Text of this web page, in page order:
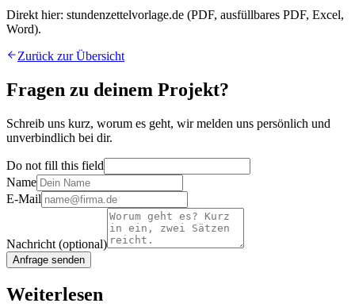
Direkt hier: stundenzettelvorlage.de (PDF, ausfüllbares PDF, Excel,
Word).
Zurück zur Übersicht
Fragen zu deinem Projekt?
Schreib uns kurz, worum es geht, wir melden uns persönlich und
unverbindlich bei dir.
Do not fill this field
Name
E-Mail
Nachricht (optional)
Anfrage senden
Weiterlesen